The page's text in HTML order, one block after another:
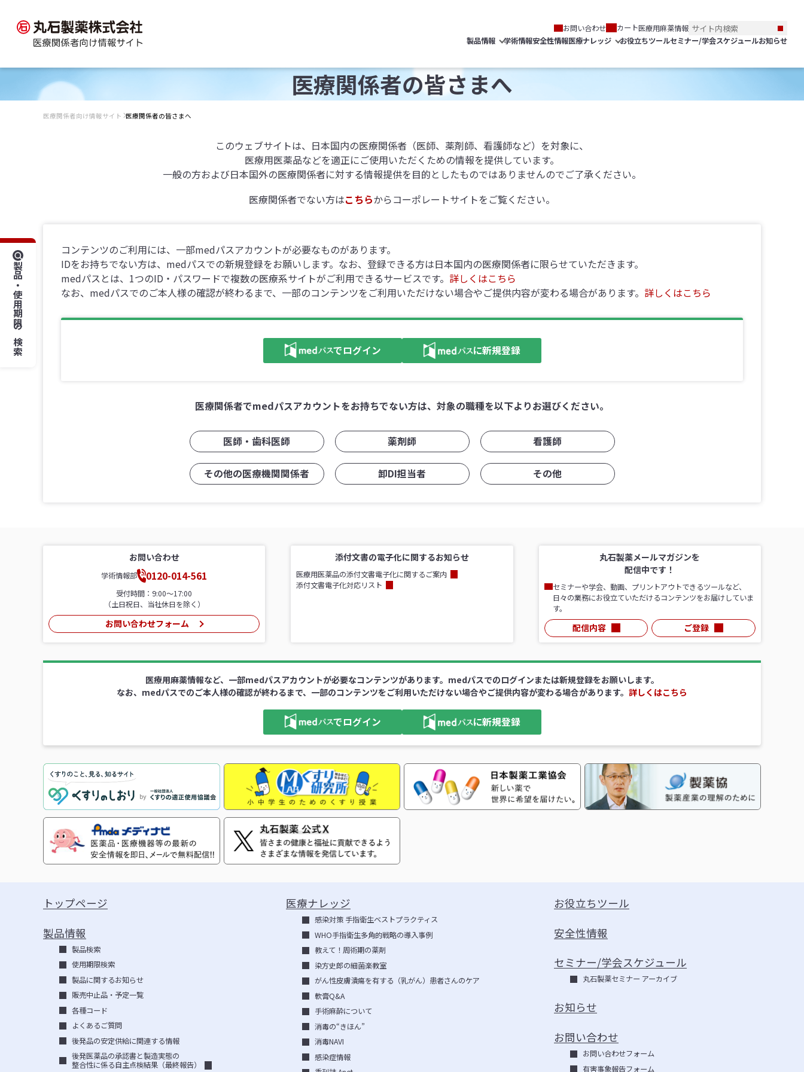
お問い合わせ カート医療用麻薬情報
製品情報
学術情報安全性情報医療ナレッジ お役立ちツールセミナー/学会スケジュールお知らせ
製品・使用期限
の
検索
医療関係者の皆さまへ
医療関係者向け情報サイト 医療関係者の皆さまへ
このウェブサイトは、日本国内の医療関係者（医師、薬剤師、看護師など）を対象に、
医療用医薬品などを適正にご使用いただくための情報を提供しています。
一般の方および日本国外の医療関係者に対する情報提供を目的としたものではありませんのでご了承ください。
医療関係者でない方はこちらからコーポレートサイトをご覧ください。
コンテンツのご利用には、一部medパスアカウントが必要なものがあります。
IDをお持ちでない方は、medパスでの新規登録をお願いします。なお、登録できる方は日本国内の医療関係者に限らせていただきます。
medパスとは、1つのID・パスワードで複数の医療系サイトがご利用できるサービスです。 詳しくはこちら
なお、medパスでのご本人様の確認が終わるまで、一部のコンテンツをご利用いただけない場合やご提供内容が変わる場合があります。 詳しくはこちら
でログイン に新規登録
医療関係者でmedパスアカウントをお持ちでない方は、対象の職種を以下よりお選びください。
医師・歯科医師 薬剤師 看護師
その他の医療機関関係者 卸DI担当者 その他
お問い合わせ
学術情報部 0120-014-561
受付時間：9:00〜17:00
（土日祝日、当社休日を除く）
お問い合わせフォーム
添付文書の電子化に関するお知らせ
医療用医薬品の添付文書電子化に関するご案内
添付文書電子化対応リスト
丸石製薬メールマガジンを
配信中です！
セミナーや学会、動画、プリントアウトできるツールなど、
日々の業務にお役立ていただけるコンテンツをお届けしていま
す。
配信内容 ご登録
医療用麻薬情報など、一部medパスアカウントが必要なコンテンツがあります。medパスでのログインまたは新規登録をお願いします。
なお、medパスでのご本人様の確認が終わるまで、一部のコンテンツをご利用いただけない場合やご提供内容が変わる場合があります。 詳しくはこちら
でログイン に新規登録
トップページ
製品情報
製品検索
使用期限検索
製品に関するお知らせ
販売中止品・予定一覧
各種コード
よくあるご質問
後発品の安定供給に関連する情報
後発医薬品の承認書と製造実態の
整合性に係る自主点検結果（最終報告）
医療ナレッジ
感染対策 手指衛生ベストプラクティス
WHO手指衛生多角的戦略の導入事例
教えて！周術期の薬剤
染方史郎の細菌楽教室
がん性皮膚潰瘍を有する（乳がん）患者さんのケア
軟膏Q&A
手術麻酔について
消毒の“きほん”
消毒NAVI
感染症情報
お役立ちツール
安全性情報
セミナー/学会スケジュール
丸石製薬セミナー アーカイブ
お知らせ
お問い合わせ
お問い合わせフォーム
有害事象報告フォーム